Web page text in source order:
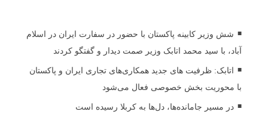
شش وزیر کابینه پاکستان با حضور در سفارت ایران در اسلام
آباد، با سید محمد اتابک وزیر صمت دیدار و گفتگو کردند
اتابک: ظرفیت های جدید همکاری‌های تجاری ایران و پاکستان
با محوریت بخش خصوصی فعال می‌شود
در مسیر جا‌مانده‌ها، دل‌ها به کربلا رسیده است